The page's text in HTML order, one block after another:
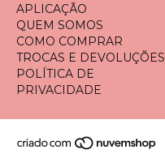
APLICAÇÃO
QUEM SOMOS
COMO COMPRAR
TROCAS E DEVOLUÇÕES
POLÍTICA DE
PRIVACIDADE